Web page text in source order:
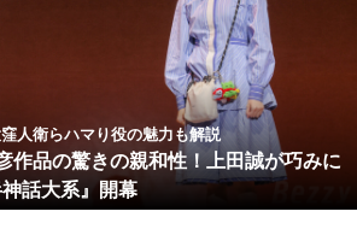
人衛らハマり役の魅力も解説
作品の驚きの親和性！上田誠が巧みに
話大系』開幕